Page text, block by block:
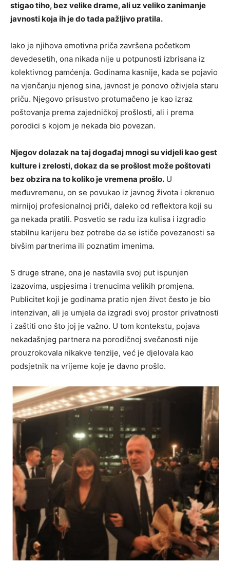
stigao tiho, bez velike drame, ali uz veliko zanimanje
javnosti koja ih je do tada pažljivo pratila.
Iako je njihova emotivna priča završena početkom
devedesetih, ona nikada nije u potpunosti izbrisana iz
kolektivnog pamćenja. Godinama kasnije, kada se pojavio
na vjenčanju njenog sina, javnost je ponovo oživjela staru
priču. Njegovo prisustvo protumačeno je kao izraz
poštovanja prema zajedničkoj prošlosti, ali i prema
porodici s kojom je nekada bio povezan.
Njegov dolazak na taj događaj mnogi su vidjeli kao gest
kulture i zrelosti, dokaz da se prošlost može poštovati
bez obzira na to koliko je vremena prošlo. U
međuvremenu, on se povukao iz javnog života i okrenuo
mirnijoj profesionalnoj priči, daleko od reflektora koji su
ga nekada pratili. Posvetio se radu iza kulisa i izgradio
stabilnu karijeru bez potrebe da se ističe povezanosti sa
bivšim partnerima ili poznatim imenima.
S druge strane, ona je nastavila svoj put ispunjen
izazovima, uspjesima i trenucima velikih promjena.
Publicitet koji je godinama pratio njen život često je bio
intenzivan, ali je umjela da izgradi svoj prostor privatnosti
i zaštiti ono što joj je važno. U tom kontekstu, pojava
nekadašnjeg partnera na porodičnoj svečanosti nije
prouzrokovala nikakve tenzije, već je djelovala kao
podsjetnik na vrijeme koje je davno prošlo.